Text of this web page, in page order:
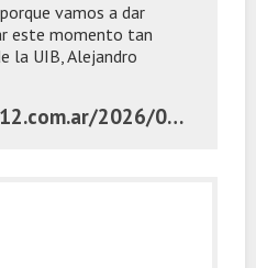
vamos a dar
este momento tan
la UIB, Alejandro
https://www.pagina12.com.ar/2026/06/02/en-medio-de-la-crisis-berazategui-sera-sede-del-primer-congreso-pyme-industrial/